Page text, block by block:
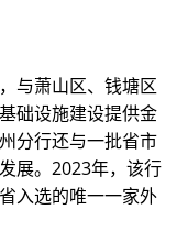
与萧山区、钱塘区
础设施建设提供金
分行还与一批省市
展。2023年，该行
入选的唯一一家外